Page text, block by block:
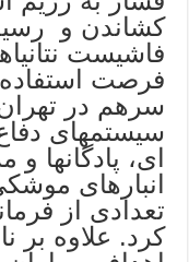
کشاندن و
فاشیست
فرصت
سرهم در
سیستمهای
ای، پادگانها
انبارهای
تعدادی از
کرد. علاوه بر